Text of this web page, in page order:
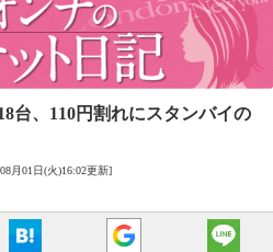
台、 110円割れにスタンバイの
月01日(火)16:02更新]